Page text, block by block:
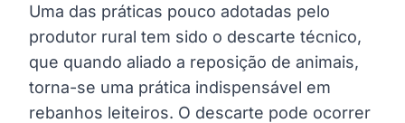
Uma das práticas pouco adotadas pelo
produtor rural tem sido o descarte técnico,
que quando aliado a reposição de animais,
torna-se uma prática indispensável em
rebanhos leiteiros. O descarte pode ocorrer